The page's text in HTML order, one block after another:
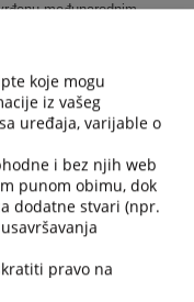
međunarodnim
aktima.
o izmjenama i
ske (sl.gl.RS br.119/08),
sudovi, kao
okružni sudovi.
koje mogu
iz vašeg
uređaja, varijable o
i bez njih web
punom obimu, dok
dodatne stvari (npr.
pravo na